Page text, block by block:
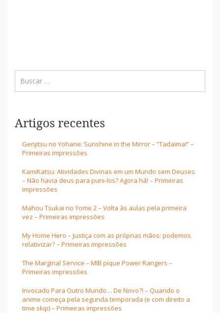
Artigos recentes
Genjitsu no Yohane: Sunshine in the Mirror – “Tadaima!” –
Primeiras impressões
KamiKatsu: Atividades Divinas em um Mundo sem Deuses
– Não havia deus para puni-los? Agora há! – Primeiras
impressões
Mahou Tsukai no Yome 2 – Volta às aulas pela primeira
vez – Primeiras impressões
My Home Hero – Justiça com as próprias mãos: podemos
relativizar? – Primeiras impressões
The Marginal Service – MIB pique Power Rangers –
Primeiras impressões
Invocado Para Outro Mundo… De Novo?! – Quando o
anime começa pela segunda temporada (e com direito a
time skip) – Primeiras impressões